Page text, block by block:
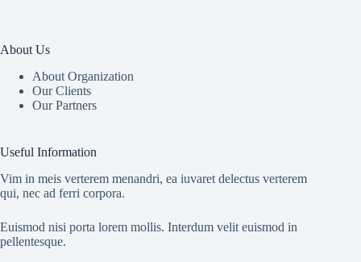
About Us
About Organization
Our Clients
Our Partners
Useful Information
Vim in meis verterem menandri, ea iuvaret delectus verterem
qui, nec ad ferri corpora.
Euismod nisi porta lorem mollis. Interdum velit euismod in
pellentesque.